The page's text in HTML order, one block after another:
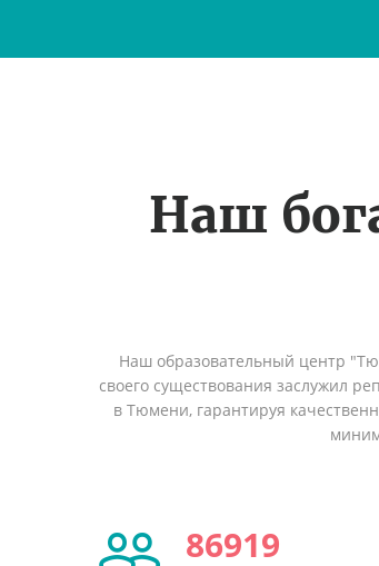
Наш
Наш образовательный центр
своего существования заслужил
в Тюмени, гарантируя
86919